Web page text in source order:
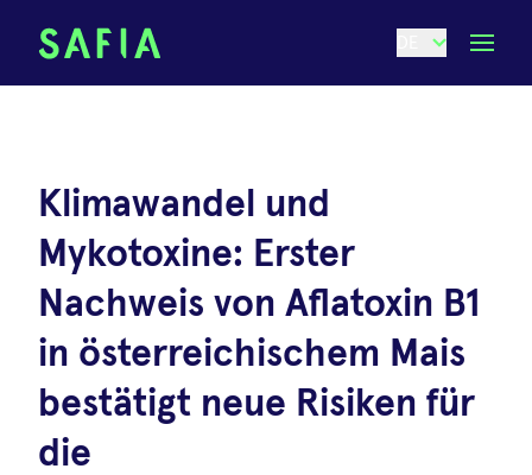
Klimawandel und
Mykotoxine: Erster
Nachweis von Aflatoxin B1
in österreichischem Mais
bestätigt neue Risiken für
die